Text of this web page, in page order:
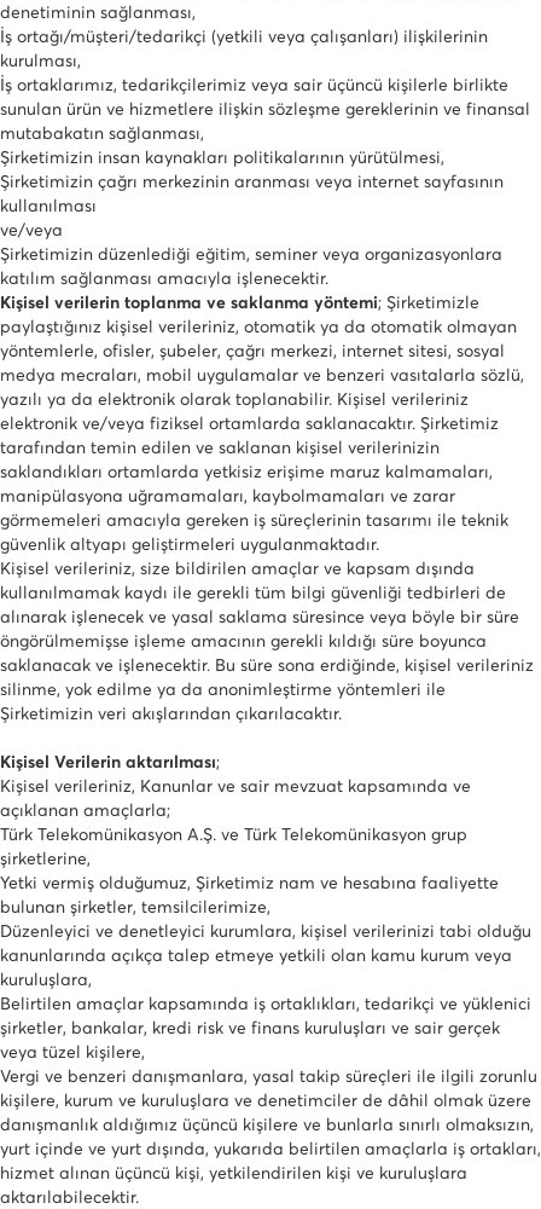
denetiminin sağlanması,
İş ortağı/müşteri/tedarikçi (yetkili veya çalışanları) ilişkilerinin
kurulması,
İş ortaklarımız, tedarikçilerimiz veya sair üçüncü kişilerle birlikte
sunulan ürün ve hizmetlere ilişkin sözleşme gereklerinin ve finansal
mutabakatın sağlanması,
Şirketimizin insan kaynakları politikalarının yürütülmesi,
Şirketimizin çağrı merkezinin aranması veya internet sayfasının
kullanılması
ve/veya
Şirketimizin düzenlediği eğitim, seminer veya organizasyonlara
katılım sağlanması amacıyla işlenecektir.
Kişisel verilerin toplanma ve saklanma yöntemi; Şirketimizle
paylaştığınız kişisel verileriniz, otomatik ya da otomatik olmayan
yöntemlerle, ofisler, şubeler, çağrı merkezi, internet sitesi, sosyal
medya mecraları, mobil uygulamalar ve benzeri vasıtalarla sözlü,
yazılı ya da elektronik olarak toplanabilir. Kişisel verileriniz
elektronik ve/veya fiziksel ortamlarda saklanacaktır. Şirketimiz
tarafından temin edilen ve saklanan kişisel verilerinizin
saklandıkları ortamlarda yetkisiz erişime maruz kalmamaları,
manipülasyona uğramamaları, kaybolmamaları ve zarar
görmemeleri amacıyla gereken iş süreçlerinin tasarımı ile teknik
güvenlik altyapı geliştirmeleri uygulanmaktadır.
Kişisel verileriniz, size bildirilen amaçlar ve kapsam dışında
kullanılmamak kaydı ile gerekli tüm bilgi güvenliği tedbirleri de
alınarak işlenecek ve yasal saklama süresince veya böyle bir süre
öngörülmemişse işleme amacının gerekli kıldığı süre boyunca
saklanacak ve işlenecektir. Bu süre sona erdiğinde, kişisel verileriniz
silinme, yok edilme ya da anonimleştirme yöntemleri ile
Şirketimizin veri akışlarından çıkarılacaktır.
Kişisel Verilerin aktarılması;
Kişisel verileriniz, Kanunlar ve sair mevzuat kapsamında ve
açıklanan amaçlarla;
Türk Telekomünikasyon A.Ş. ve Türk Telekomünikasyon grup
şirketlerine,
Yetki vermiş olduğumuz, Şirketimiz nam ve hesabına faaliyette
bulunan şirketler, temsilcilerimize,
Düzenleyici ve denetleyici kurumlara, kişisel verilerinizi tabi olduğu
kanunlarında açıkça talep etmeye yetkili olan kamu kurum veya
kuruluşlara,
Belirtilen amaçlar kapsamında iş ortaklıkları, tedarikçi ve yüklenici
şirketler, bankalar, kredi risk ve finans kuruluşları ve sair gerçek
veya tüzel kişilere,
Vergi ve benzeri danışmanlara, yasal takip süreçleri ile ilgili zorunlu
kişilere, kurum ve kuruluşlara ve denetimciler de dâhil olmak üzere
danışmanlık aldığımız üçüncü kişilere ve bunlarla sınırlı olmaksızın,
yurt içinde ve yurt dışında, yukarıda belirtilen amaçlarla iş ortakları,
hizmet alınan üçüncü kişi, yetkilendirilen kişi ve kuruluşlara
aktarılabilecektir.